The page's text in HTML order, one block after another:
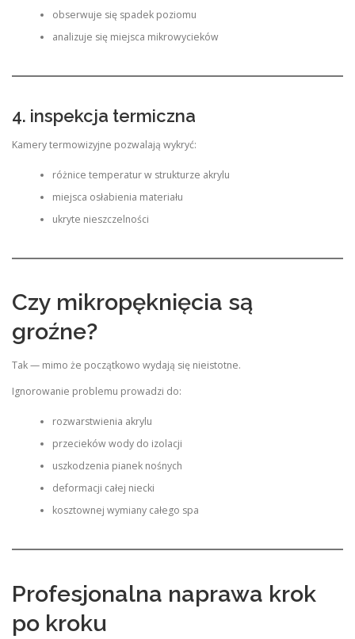
obserwuje się spadek poziomu
analizuje się miejsca mikrowycieków
4. inspekcja termiczna
Kamery termowizyjne pozwalają wykryć:
różnice temperatur w strukturze akrylu
miejsca osłabienia materiału
ukryte nieszczelności
Czy mikropęknięcia są
groźne?
Tak — mimo że początkowo wydają się nieistotne.
Ignorowanie problemu prowadzi do:
rozwarstwienia akrylu
przecieków wody do izolacji
uszkodzenia pianek nośnych
deformacji całej niecki
kosztownej wymiany całego spa
Profesjonalna naprawa krok
po kroku